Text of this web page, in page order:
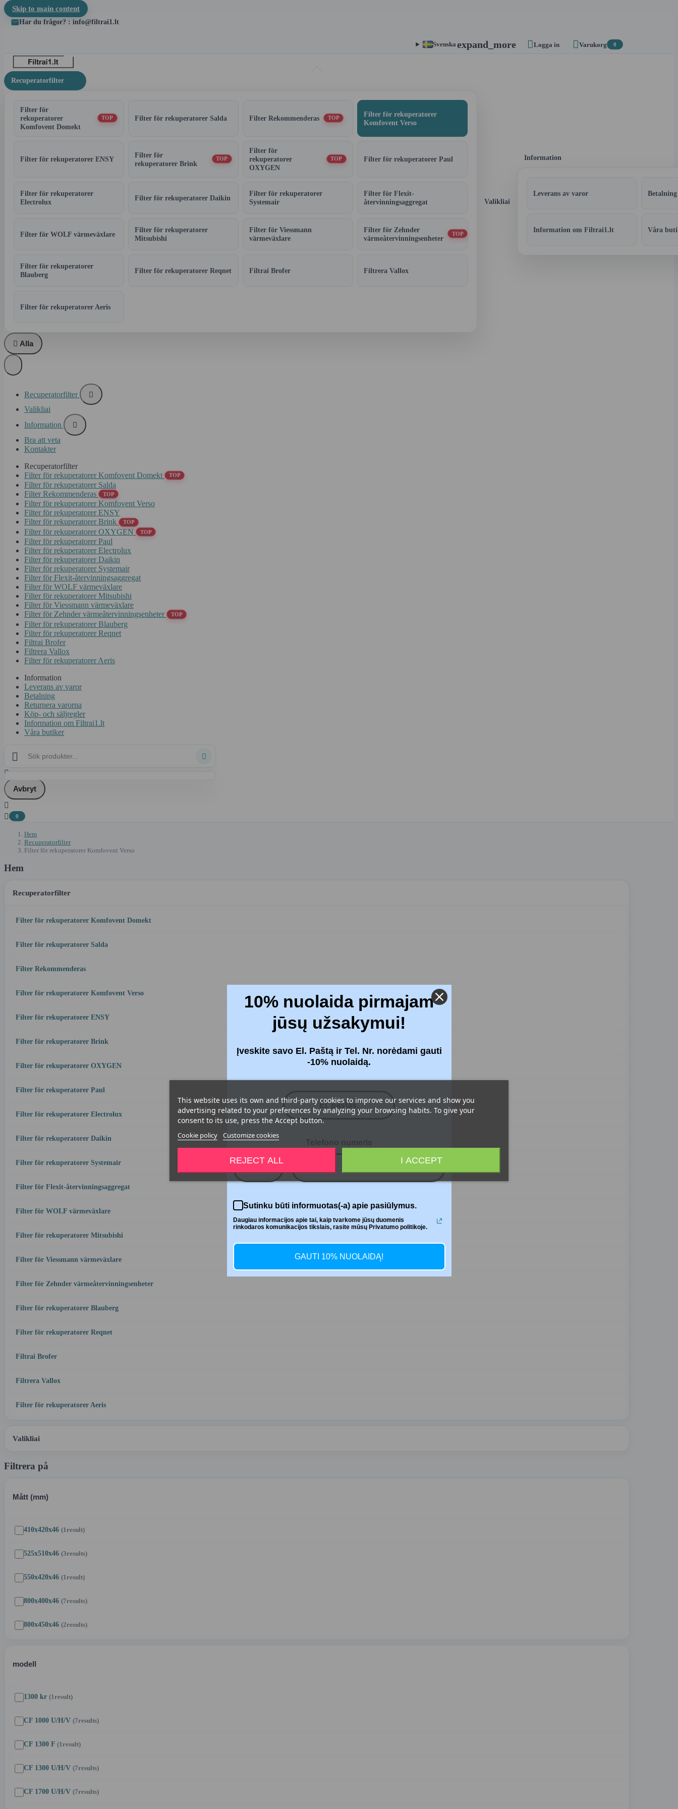
Skip to main content
Har du frågor? : info@filtrai1.lt
Svenska expand_more Logga in Varukorg 0
Recuperatorfilter
Filter för
rekuperatorer
Komfovent Domekt
TOP Filter för rekuperatorer Salda Filter Rekommenderas TOP
Filter för rekuperatorer
Komfovent Verso
Filter för rekuperatorer ENSY
Filter för
rekuperatorer Brink
TOP
Filter för
rekuperatorer
OXYGEN
TOP Filter för rekuperatorer Paul
Filter för rekuperatorer
Electrolux
Filter för rekuperatorer Daikin
Filter för rekuperatorer
Systemair
Filter för Flexit-
återvinningsaggregat
Filter för WOLF värmeväxlare
Filter för rekuperatorer
Mitsubishi
Filter för Viessmann
värmeväxlare
Filter för Zehnder
värmeåtervinningsenheter
TOP
Filter för rekuperatorer
Blauberg
Filter för rekuperatorer Reqnet Filtrai Brofer Filtrera Vallox
Filter för rekuperatorer Aeris
Valikliai
Information
Leverans av varor Betalning
Information om Filtrai1.lt Våra
 Alla
Recuperatorfilter

Valikliai
Information

Bra att veta
Kontakter
Recuperatorfilter
Filter för rekuperatorer Komfovent Domekt
TOP
Filter för rekuperatorer Salda
Filter Rekommenderas
TOP
Filter för rekuperatorer Komfovent Verso
Filter för rekuperatorer ENSY
Filter för rekuperatorer Brink
TOP
Filter för rekuperatorer OXYGEN TOP
Filter för rekuperatorer Paul
Filter för rekuperatorer Electrolux
Filter för rekuperatorer Daikin
Filter för rekuperatorer Systemair
Filter för Flexit-återvinningsaggregat
Filter för WOLF värmeväxlare
Filter för rekuperatorer Mitsubishi
Filter för Viessmann värmeväxlare
Filter för Zehnder värmeåtervinningsenheter
TOP
Filter för rekuperatorer Blauberg
Filter för rekuperatorer Reqnet
Filtrai Brofer
Filtrera Vallox
Filter för rekuperatorer Aeris
Information
Leverans av varor
Betalning
Returnera varorna
Köp- och säljregler
Information om Filtrai1.lt
Våra butiker



Avbryt


0
Hem
Recuperatorfilter
Filter för rekuperatorer Komfovent Verso
Hem
Recuperatorfilter
Filter för rekuperatorer Komfovent Domekt
Filter för rekuperatorer Salda
Filter Rekommenderas
Filter för rekuperatorer Komfovent Verso
Filter för rekuperatorer ENSY
Filter för rekuperatorer Brink
Filter för rekuperatorer OXYGEN
Filter för rekuperatorer Paul
Filter för rekuperatorer Electrolux
Filter för rekuperatorer Daikin
Filter för rekuperatorer Systemair
Filter för Flexit-återvinningsaggregat
Filter för WOLF värmeväxlare
Filter för rekuperatorer Mitsubishi
Filter för Viessmann värmeväxlare
Filter för Zehnder värmeåtervinningsenheter
Filter för rekuperatorer Blauberg
Filter för rekuperatorer Reqnet
Filtrai Brofer
Filtrera Vallox
Filter för rekuperatorer Aeris
Valikliai
Filtrera på
Mått (mm)
410x420x46 (1result)
525x510x46 (3results)
550x420x46 (1result)
800x400x46 (7results)
800x450x46 (2results)
modell
1300 kr (1result)
CF 1000 U/H/V (7results)
CF 1300 F (1result)
CF 1300 U/H/V (7results)
CF 1700 U/H/V (7results)
This website uses its own and third-party cookies to improve our services and show you
advertising related to your preferences by analyzing your browsing habits. To give your
consent to its use, press the Accept button.
Cookie policy Customize cookies
REJECT ALL I ACCEPT
10% nuolaida pirmajam
jūsų užsakymui!
Įveskite savo El. Paštą ir Tel. Nr. norėdami gauti
-10% nuolaidą.
Telefono numeris
Sutinku būti informuotas(-a) apie pasiūlymus.
Daugiau informacijos apie tai, kaip tvarkome jūsų duomenis
rinkodaros komunikacijos tikslais, rasite mūsų Privatumo politikoje.
GAUTI 10% NUOLAIDĄ!